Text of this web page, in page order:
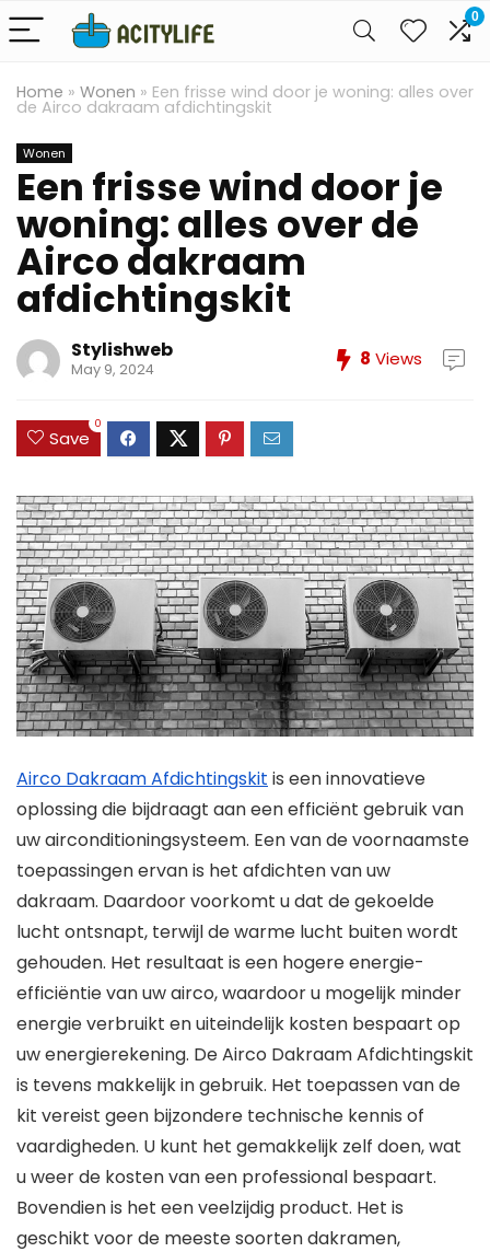
0
Home » Wonen » Een frisse wind door je woning: alles over
de Airco dakraam afdichtingskit
Wonen
Een frisse wind door je
woning: alles over de
Airco dakraam
afdichtingskit
Stylishweb
May 9, 2024 8 Views
Save
0
Airco Dakraam Afdichtingskit is een innovatieve
oplossing die bijdraagt aan een efficiënt gebruik van
uw airconditioningsysteem. Een van de voornaamste
toepassingen ervan is het afdichten van uw
dakraam. Daardoor voorkomt u dat de gekoelde
lucht ontsnapt, terwijl de warme lucht buiten wordt
gehouden. Het resultaat is een hogere energie-
efficiëntie van uw airco, waardoor u mogelijk minder
energie verbruikt en uiteindelijk kosten bespaart op
uw energierekening. De Airco Dakraam Afdichtingskit
is tevens makkelijk in gebruik. Het toepassen van de
kit vereist geen bijzondere technische kennis of
vaardigheden. U kunt het gemakkelijk zelf doen, wat
u weer de kosten van een professional bespaart.
Bovendien is het een veelzijdig product. Het is
geschikt voor de meeste soorten dakramen,